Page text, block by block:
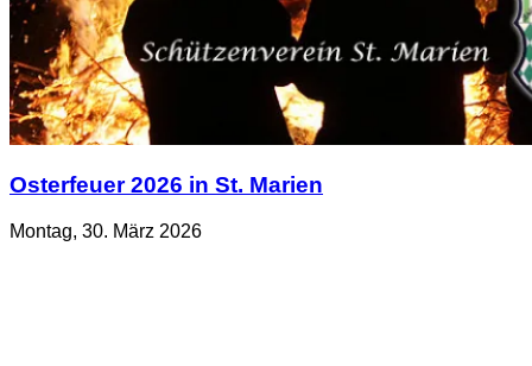
Osterfeuer 2026 in St. Marien
Montag, 30. März 2026